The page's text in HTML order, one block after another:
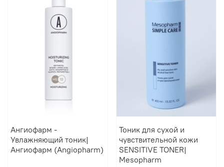
Ангиофарм -
Увлажняющий тоник|
Ангиофарм (Angiopharm)
Тоник для сухой и
чувствительной кожи
SENSITIVE TONER|
Mesopharm